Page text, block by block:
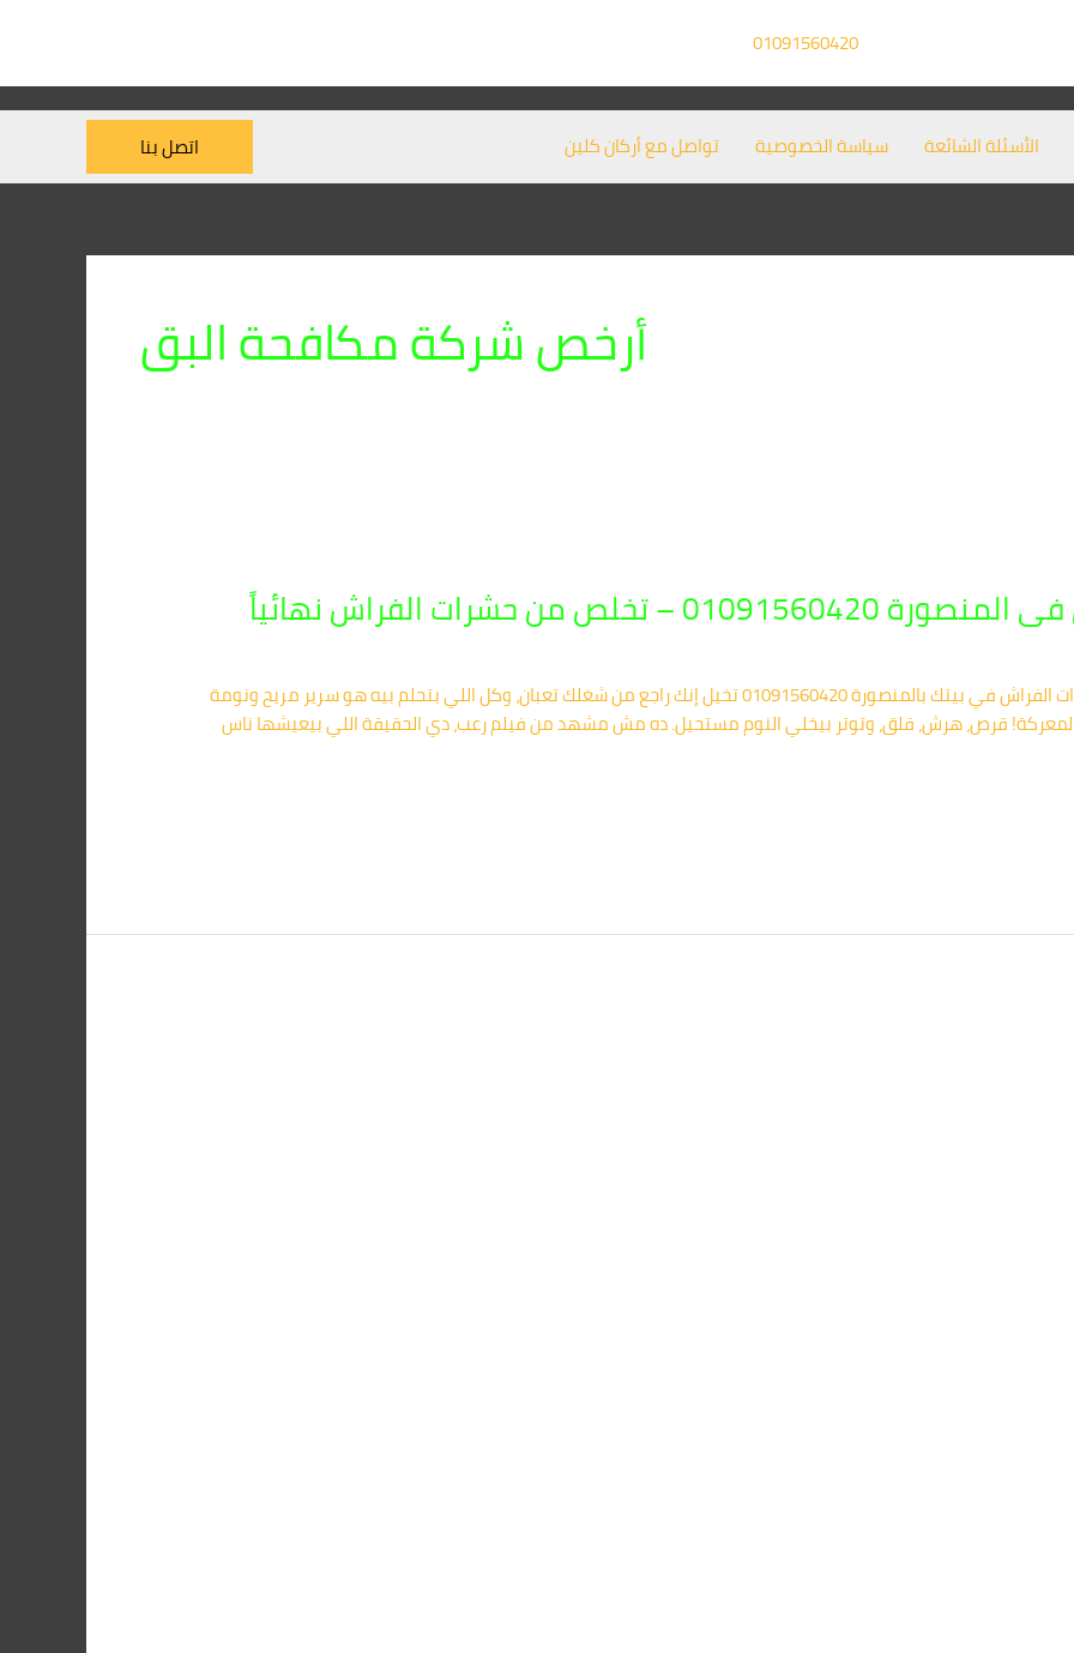
01091560420
الأسئلة الشائعة سياسة الخصوصية تواصل مع أركان كلين اتصل بنا
أرخص شركة مكافحة البق
من حشرات الفراش نهائياً
شركة أركان.. الحل النهائي لإنهاء كابوس حشرات الفراش في بيتك بالمنصورة 01091560420 تخيل إنك راجع من شغلك تعبان، وكل اللي بتحلم بيه هو سرير مريح ونومة
المعركة! قرص، هرش، قلق، وتوتر بيخلي النوم مستحيل. ده مش مشهد من فيلم رعب، دي الحقيقة اللي بيعيشها ناس